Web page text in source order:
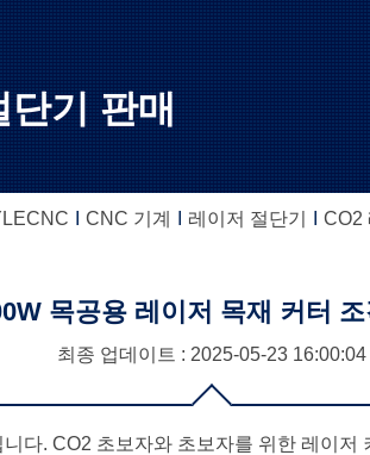
기 판매
CNC 기계 레이저 절단기 CO2
목공용 레이저 목재 커터 조
최종 업데이트 : 2025-05-23 16:00:04
다. CO2 초보자와 초보자를 위한 레이